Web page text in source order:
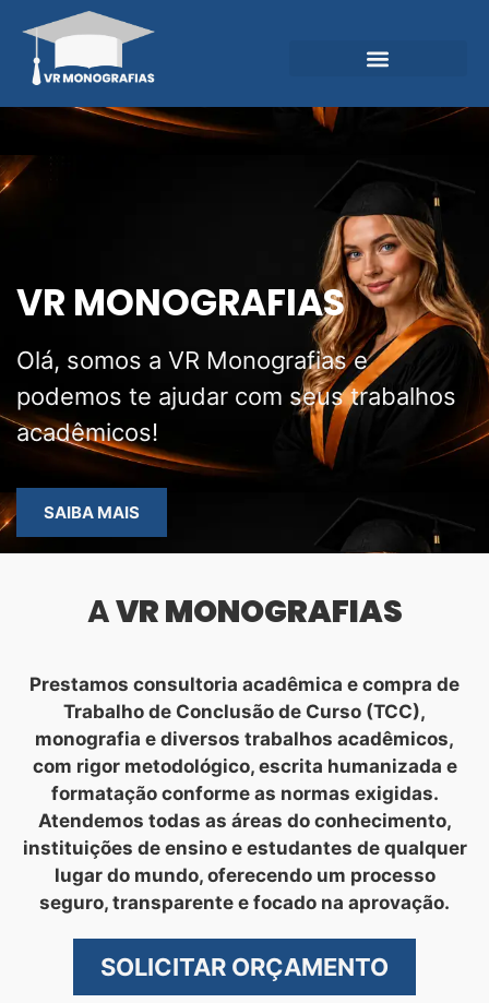
VR MONOGRAFIAS
Olá, somos a VR Monografias e
podemos te ajudar com seus trabalhos
acadêmicos!
SAIBA MAIS
AVR MONOGRAFIAS
Prestamos consultoria acadêmica e compra de
Trabalho de Conclusão de Curso (TCC),
monografia e diversos trabalhos acadêmicos,
com rigor metodológico, escrita humanizada e
formatação conforme as normas exigidas.
Atendemos todas as áreas do conhecimento,
instituições de ensino e estudantes de qualquer
lugar do mundo, oferecendo um processo
seguro, transparente e focado na aprovação.
SOLICITAR ORÇAMENTO